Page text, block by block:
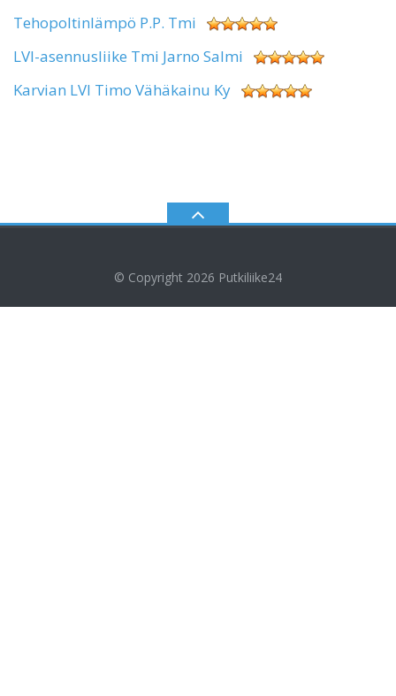
Tehopoltinlämpö P.P. Tmi
LVI-asennusliike Tmi Jarno Salmi
Karvian LVI Timo Vähäkainu Ky
© Copyright 2026 Putkiliike24